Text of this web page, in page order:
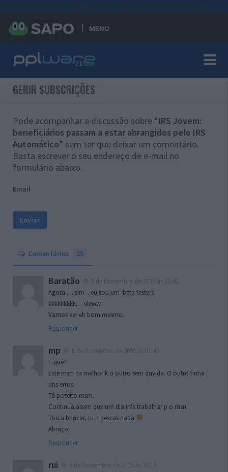
MENU
GERIR SUBSCRIÇÕES
Pode acompanhar a discussão sobre “IRS Jovem:
beneficiários passam a estar abrangidos pelo IRS
Automático” sem ter que deixar um comentário.
Basta escrever o seu endereço de e-mail no
formulário abaixo.
Email
Comentários 25
Baratão
Agora … sim .. eu sou um ‘beta testers’
kkkkkkkkk… vleww
Vamos ver eh bom mesmo..
Responder
mp
E quê?
Este msm ta melhor k o outro sem duvida. O outro tinha
uns erros.
Tá perfeito msm.
Continua assim que um dia irás trabalhar p o msn.
Tou a brincar, tu n pescas nada
Abraço
Responder
rui